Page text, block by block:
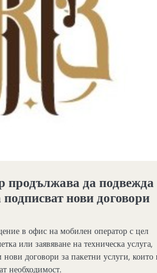
продължава да подвежда
нови договори
в офис на мобилен оператор с цел
или заявяване на техническа услуга,
нови договори за пакетни услуги, които
необходимост.